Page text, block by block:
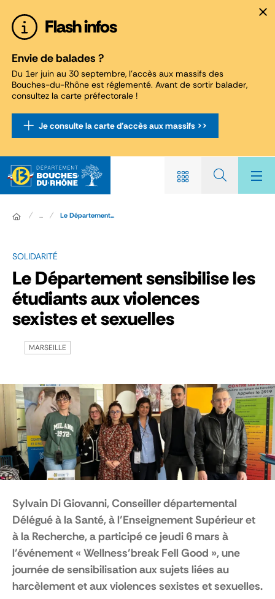
Flash infos
Envie de balades ?
Du 1er juin au 30 septembre, l'accès aux massifs des
Bouches-du-Rhône est réglementé. Avant de sortir balader,
consultez la carte préfectorale !
Je consulte la carte d'accès aux massifs >>
... Le Département...
SOLIDARITÉ
Le Département sensibilise les
étudiants aux violences
sexistes et sexuelles
MARSEILLE
Sylvain Di Giovanni, Conseiller départemental
Délégué à la Santé, à l’Enseignement Supérieur et
à la Recherche, a participé ce jeudi 6 mars à
l’événement « Wellness’break Fell Good », une
journée de sensibilisation aux sujets liées au
harcèlement et aux violences sexistes et sexuelles.